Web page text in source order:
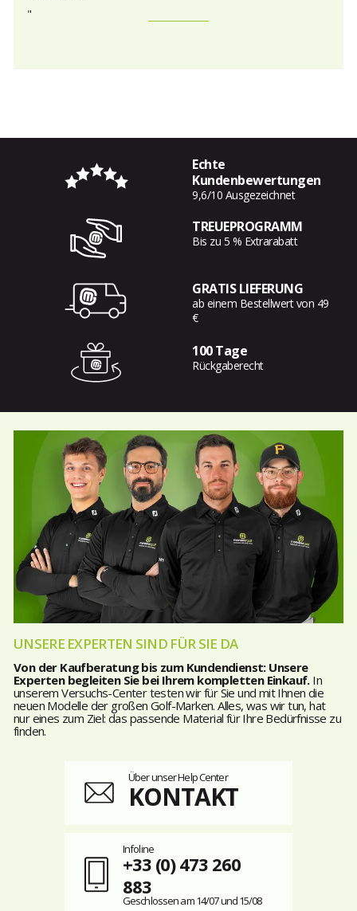
"
Echte
Kundenbewertungen
9,6/10 Ausgezeichnet
TREUEPROGRAMM
Bis zu 5 % Extrarabatt
GRATIS LIEFERUNG
ab einem Bestellwert von 49
€
100 Tage
Rückgaberecht
UNSERE EXPERTEN SIND FÜR SIE DA
Von der Kaufberatung bis zum Kundendienst: Unsere
Experten begleiten Sie bei Ihrem kompletten Einkauf.In
unserem Versuchs-Center testen wir für Sie und mit Ihnen die
neuen Modelle der großen Golf-Marken. Alles, was wir tun, hat
nur eines zum Ziel: das passende Material für Ihre Bedürfnisse zu
finden.
Über unser Help Center
KONTAKT
Infoline
+33 (0) 473 260
883
Geschlossen am 14/07 und 15/08